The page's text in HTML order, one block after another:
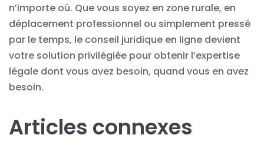
n’importe où. Que vous soyez en zone rurale, en
déplacement professionnel ou simplement pressé
par le temps, le conseil juridique en ligne devient
votre solution privilégiée pour obtenir l’expertise
légale dont vous avez besoin, quand vous en avez
besoin.
Articles connexes